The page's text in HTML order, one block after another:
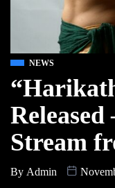
NEWS
Released
Stream
By Admin